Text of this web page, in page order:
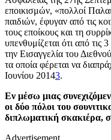
εποικισμών, «πολλοί
παιδιών, έφυγαν από τις
τους εποίκους και τη
υπενθυμίζεται ότι από τις
την Εισαγγελία του
τα οποία φέρεται να
Ιουνίου 20143.
Εν μέσω μιας
οι δύο πόλοι του
διπλωματική σκακιέρα,
Advertisement